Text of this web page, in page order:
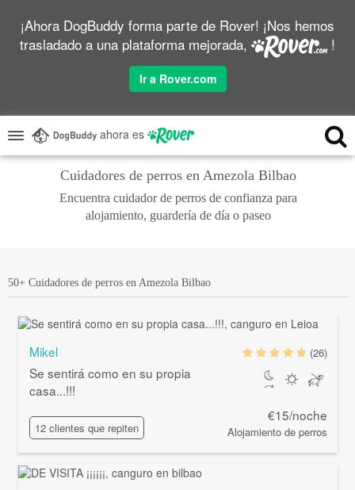
¡Ahora DogBuddy forma parte de Rover! ¡Nos hemos
trasladado a una plataforma mejorada,
!
Ir a Rover.com
ahora es
Cuidadores de perros en Amezola Bilbao
Encuentra cuidador de perros de confianza para
alojamiento, guardería de día o paseo
50+ Cuidadores de perros en Amezola Bilbao
Mikel
Se sentirá como en su propia
casa...!!!
12 clientes que repiten
(26)
€15/noche
Alojamiento de perros